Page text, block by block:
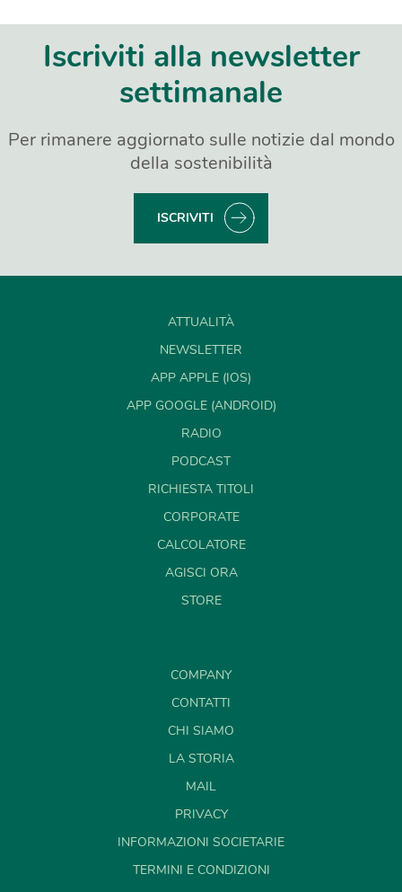
Iscriviti alla newsletter
settimanale
Per rimanere aggiornato sulle notizie dal mondo
della sostenibilità
ISCRIVITI
ATTUALITÀ
NEWSLETTER
APP APPLE (IOS)
APP GOOGLE (ANDROID)
RADIO
PODCAST
RICHIESTA TITOLI
CORPORATE
CALCOLATORE
AGISCI ORA
STORE
COMPANY
CONTATTI
CHI SIAMO
LA STORIA
MAIL
PRIVACY
INFORMAZIONI SOCIETARIE
TERMINI E CONDIZIONI